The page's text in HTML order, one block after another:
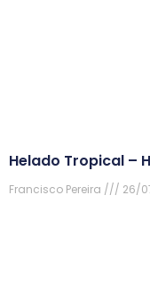
Helado Tropical –
Francisco Pereira 26/